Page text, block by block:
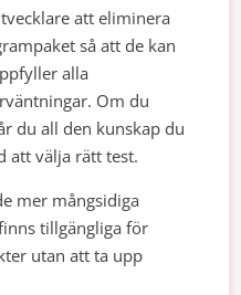
att eliminera
så att de kan
alla
Om du
du all den kunskap du
att välja rätt test.
mer mångsidiga
tillgängliga för
utan att ta upp